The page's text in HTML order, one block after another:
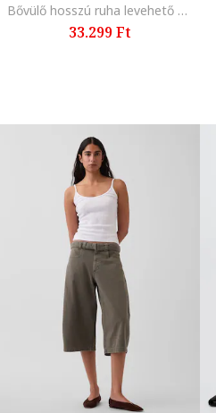
Bővülő hosszú ruha levehető pántokkal, Piros
33.299 Ft